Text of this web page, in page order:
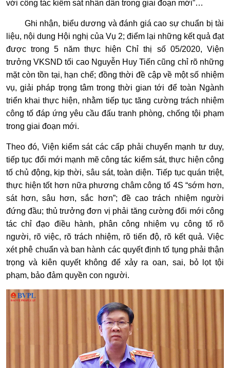
với công tác kiểm sát nhân dân trong giai đoạn mới”…
Ghi nhận, biểu dương và đánh giá cao sự chuẩn bị tài
liệu, nội dung Hội nghị của Vụ 2; điểm lại những kết quả đạt
được trong 5 năm thực hiện Chỉ thị số 05/2020, Viện
trưởng VKSND tối cao Nguyễn Huy Tiến cũng chỉ rõ những
mặt còn tồn tại, hạn chế; đồng thời đề cập về một số nhiệm
vụ, giải pháp trọng tâm trong thời gian tới để toàn Ngành
triển khai thực hiện, nhằm tiếp tục tăng cường trách nhiệm
công tố đáp ứng yêu cầu đấu tranh phòng, chống tội phạm
trong giai đoạn mới.
Theo đó, Viện kiểm sát các cấp phải chuyển mạnh tư duy,
tiếp tục đổi mới mạnh mẽ công tác kiểm sát, thực hiện công
tố chủ động, kịp thời, sâu sát, toàn diện. Tiếp tục quán triệt,
thực hiện tốt hơn nữa phương châm công tố 4S “sớm hơn,
sát hơn, sâu hơn, sắc hơn”; đề cao trách nhiệm người
đứng đầu; thủ trưởng đơn vị phải tăng cường đổi mới công
tác chỉ đạo điều hành, phân công nhiệm vụ công tố rõ
người, rõ việc, rõ trách nhiệm, rõ tiến độ, rõ kết quả. Việc
xét phê chuẩn và ban hành các quyết định tố tụng phải thận
trọng và kiên quyết không để xảy ra oan, sai, bỏ lọt tội
phạm, bảo đảm quyền con người.